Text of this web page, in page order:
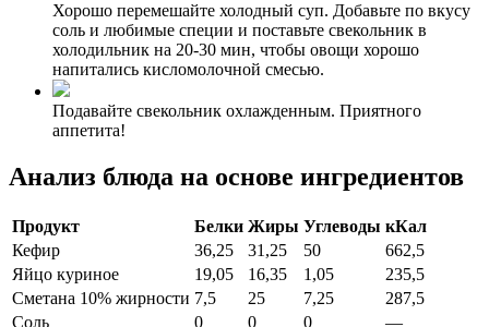
Хорошо перемешайте холодный суп. Добавьте по вкусу
соль и любимые специи и поставьте свекольник в
холодильник на 20-30 мин, чтобы овощи хорошо
напитались кисломолочной смесью.
Подавайте свекольник охлажденным. Приятного
аппетита!
Анализ блюда на основе ингредиентов
Продукт Белки Жиры Углеводы кКал
Кефир
36,25 31,25 50
662,5
Яйцо куриное
19,05 16,35 1,05
235,5
Сметана 10% жирности 7,5 25 7,25
287,5
Соль
0 0 0
—